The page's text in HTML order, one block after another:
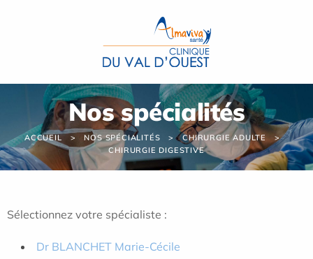
Nos spécialités
ACCUEIL NOS SPÉCIALITÉS
CHIRURGIE ADULTE
CHIRURGIE DIGESTIVE
Sélectionnez votre spécialiste :
Dr BLANCHET Marie-Cécile